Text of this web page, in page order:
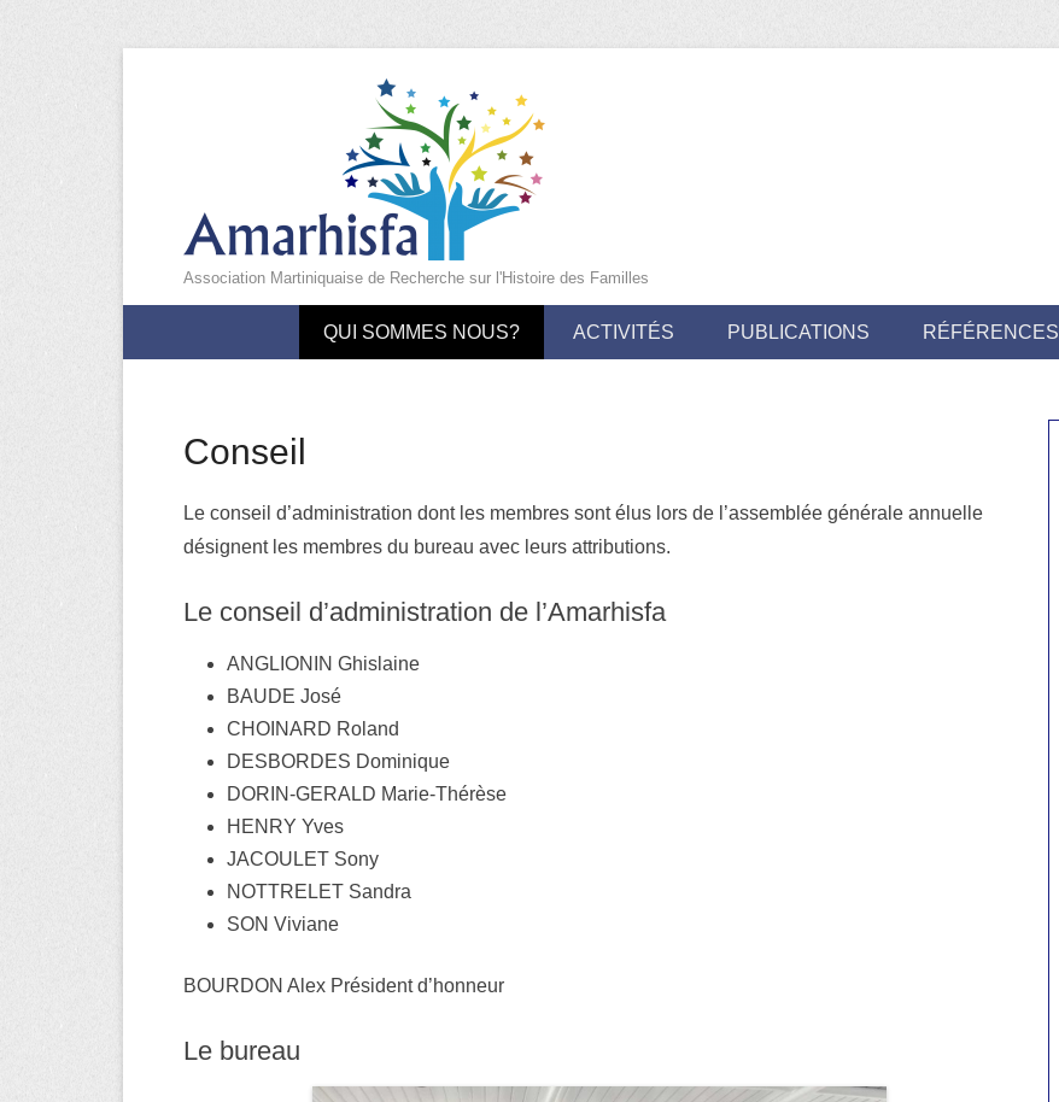
Association Martiniquaise de Recherche sur l'Histoire des Familles
QUI SOMMES NOUS? ACTIVITÉS PUBLICATIONS RÉFÉRENCES
Conseil
Le conseil d’administration dont les membres sont élus lors de l’assemblée générale annuelle
désignent les membres du bureau avec leurs attributions.
Le conseil d’administration de l’Amarhisfa
ANGLIONIN Ghislaine
BAUDE José
CHOINARD Roland
DESBORDES Dominique
DORIN-GERALD Marie-Thérèse
HENRY Yves
JACOULET Sony
NOTTRELET Sandra
SON Viviane
BOURDON Alex Président d’honneur
Le bureau